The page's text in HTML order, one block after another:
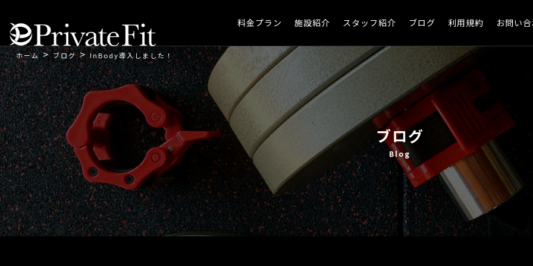
料金プラン 施設紹介 スタッフ紹介 ブログ 利用規約 お問い
ホーム>ブログ>InBody導入しました！
ブログ
Blog